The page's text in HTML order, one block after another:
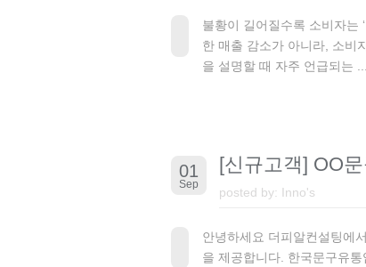
불황이 길어질수록 소비자는
한 매출 감소가 아니라, 소비
을 설명할 때 자주 언급되는 ...
01
Sep
[신규고객] OO
posted by: Inno's
안녕하세요 더피알컨설팅에
을 제공합니다. 한국문구유